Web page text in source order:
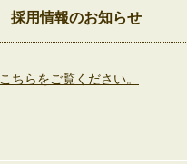
採用情報のお知らせ
こちらをご覧ください。